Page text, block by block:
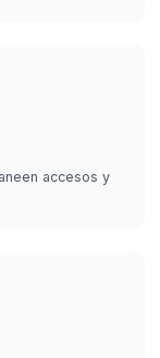
accesos y